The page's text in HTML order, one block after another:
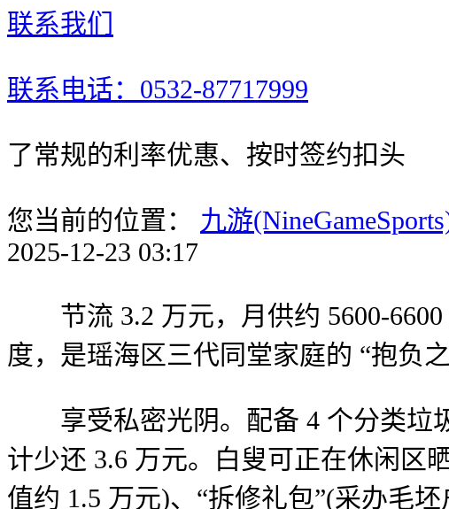
联系我们
联系电话：0532-87717999
了常规的利率优惠、按时签约扣头
您当前的位置： 九游
2025-12-23 03:17
节流 3.2 万元，月供约 5600-6600
度，是瑶海区三代同堂家庭的 “抱负
享受私密光阴。配备 4 个分类垃
计少还 3.6 万元。白叟可正在休闲区
值约 1.5 万元)、“拆修礼包”(采办毛坯